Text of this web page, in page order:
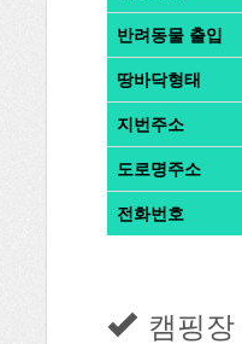
반려동물 출입
땅바닥형태
지번주소
도로명주소
전화번호
캠핑장